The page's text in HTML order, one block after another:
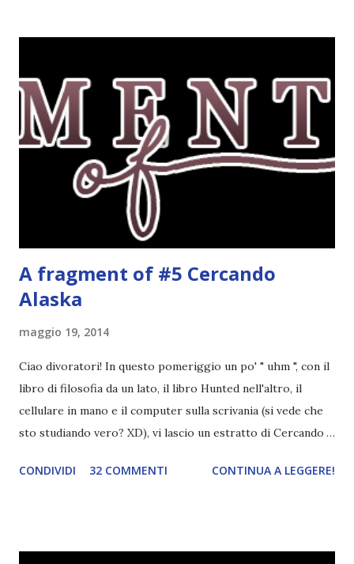
Dunque qual è questo tema, vi starete chiedendo. Il tema di
febbraio è libri ispirati alle favole! Che ve ne pare? Io avrei
un po' di titoli in wishlist ^^ Non avendo letto nessun libro
ispirato alle favole (D:), tutte voi lasciate solo un titolo e
poi a random ne sceglierò tre! Aggiornerò il post, oppure
A fragment of #5 Cercando
Alaska
maggio 19, 2014
Ciao divoratori! In questo pomeriggio un po' " uhm ", con il
libro di filosofia da un lato, il libro Hunted nell'altro, il
cellulare in mano e il computer sulla scrivania (si vede che
sto studiando vero? XD), vi lascio un estratto di Cercando
costante nelle rubriche. Odiavo lo sport. Odiavo lo sport,
CONDIVIDI 32 COMMENTI CONTINUA A LEGGERE!